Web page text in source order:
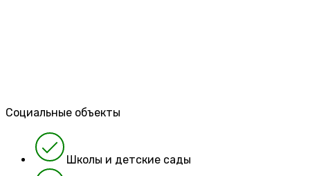
Социальные объекты
Школы и детские сады